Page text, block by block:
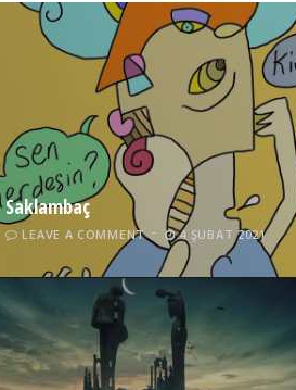
Saklambaç
LEAVE A COMMENT 4 ŞUBAT 2021